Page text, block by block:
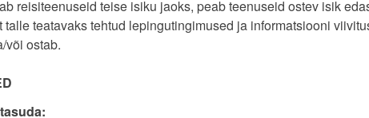
reisiteenuseid teise isiku jaoks, peab teenuseid ostev isik
talle teatavaks tehtud lepingutingimused ja informatsiooni
või ostab.